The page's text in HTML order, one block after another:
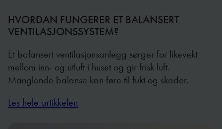
HVORDAN FUNGERER ET BALANSERT
VENTILASJONSSYSTEM?
Et balansert ventilasjonsanlegg sørger for likevekt
mellom inn- og utluft i huset og gir frisk luft.
Manglende balanse kan føre til fukt og skader.
Les hele artikkelen